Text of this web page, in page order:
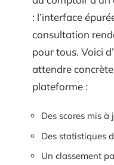
: l’interface
consultation
pour tous. Voici
attendre
plateforme :
Des scores mis
Des statistiques
Un classement